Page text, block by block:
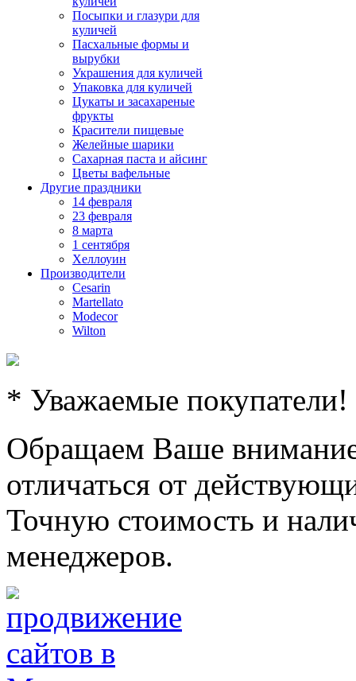
Посыпки и глазури для
куличей
Пасхальные формы и
вырубки
Украшения для куличей
Упаковка для куличей
Цукаты и засахареные
фрукты
Красители пищевые
Желейные шарики
Сахарная паста и айсинг
Цветы вафельные
Другие праздники
14 февраля
23 февраля
8 марта
1 сентября
Хеллоуин
Производители
Cesarin
Martellato
Modecor
Wilton
* Уважаемые покупатели!
Обращаем Ваше
отличаться от
Точную стоимость и
менеджеров.